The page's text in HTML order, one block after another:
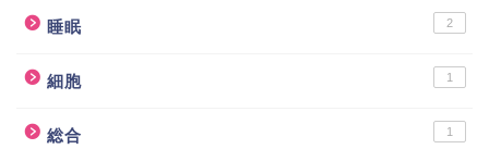
睡眠 2
細胞 1
総合 1